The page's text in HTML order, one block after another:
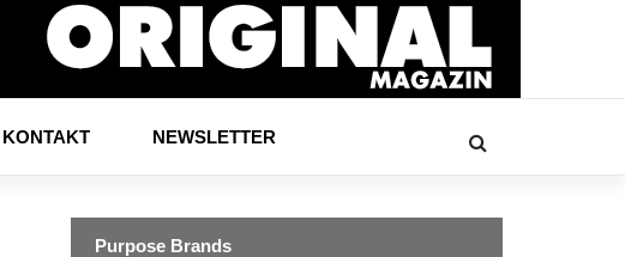
KONTAKT NEWSLETTER
Purpose Brands